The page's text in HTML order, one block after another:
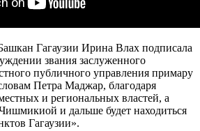
Гагаузии Ирина Влах подписала
звания заслуженного
публичного управления примару
Петра Маджар, благодаря
и региональных властей, а
и дальше будет находиться
Гагаузии».